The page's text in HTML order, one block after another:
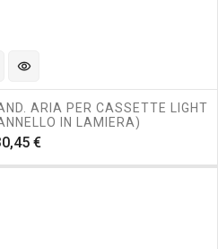
visibility
ARIA PER CASSETTE LIGHT
IN LAMIERA)
€Prezzo